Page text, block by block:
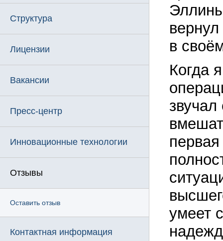
Структура
Лицензии
Вакансии
Пресс-центр
Инновационные технологии
Отзывы
Оставить отзыв
Контактная информация
в
Когда
умеет